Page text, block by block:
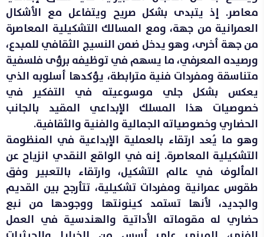
معاصر. إذ يتبدى بشكل صريح ويتفاعل مع الأشكال
العمرانية من جهة، ومع المسالك التشكيلية المعاصرة
من جهة أخرى، وهو يدخل ضمن النسيج الثقافي للمبدع،
ورصيده المعرفي، ما يسهم في توظيفه برؤى فلسفية
متناسقة ومفردات فنية مترابطة، يؤكدها أسلوبه الذي
يعكس بشكل جلي موسوعيته في التفكير في
خصوصيات هذا المسلك الإبداعي المقيد بالجانب
الحضاري وخصوصياته الجمالية والفنية والثقافية.
وهو ما يُعد ارتقاء بالعملية الإبداعية في المنظومة
التشكيلية المعاصرة. إنه في الواقع النقدي انزياح عن
المألوف في عالم التشكيل، وارتقاء بالتعبير وفق
طقوس عمرانية ومفردات تشكيلية، تتأرجح بين القديم
والجديد، لأنها تستمد كينونتها ووجودها من نبع
حضاري له مقوماته الأداتية والهندسية في العمل